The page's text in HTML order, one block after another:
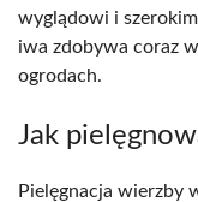
wyglądowi i
iwa zdobywa coraz
ogrodach.
Jak
Pielęgnacja wierzby